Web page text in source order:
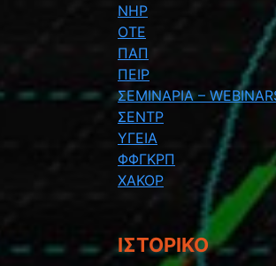
ΝΗΡ
ΟΤΕ
ΠΑΠ
ΠΕΙΡ
ΣΕΜΙΝΑΡΙΑ –
ΣΕΝΤΡ
ΥΓΕΙΑ
ΦΦΓΚΡΠ
ΧΑΚΟΡ
ΙΣΤΟΡΙΚΌ